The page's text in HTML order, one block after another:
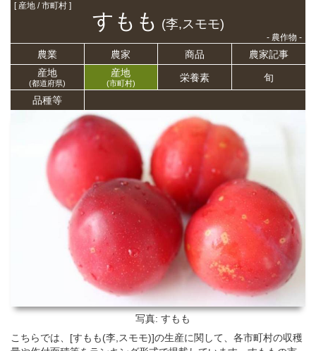
[ 産地 / 市町村 ]
すもも (李,スモモ)
- 農作物 -
農業 農家 商品
農家記事
産地
(都道府県)
産地
(市町村) 栄養素 旬
品種等
写真: すもも
こちらでは、[すもも(李,スモモ)]の生産に関して、各市町村の収穫